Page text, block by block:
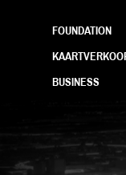
FOUNDATION
BUSINESS